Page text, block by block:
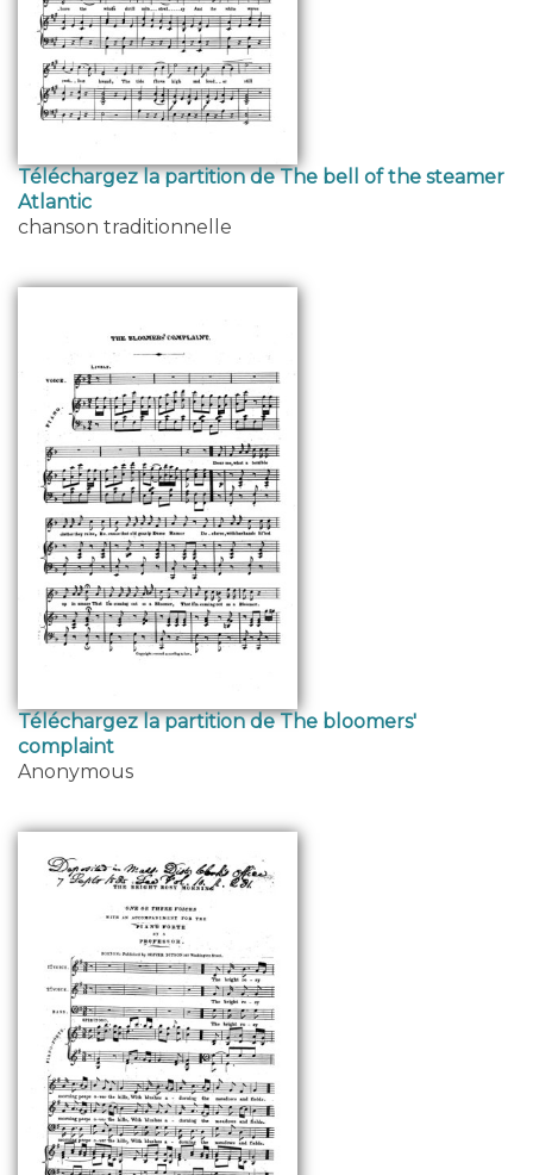
Téléchargez la partition de The bell of the steamer
Atlantic
chanson traditionnelle
Téléchargez la partition de The bloomers'
complaint
Anonymous